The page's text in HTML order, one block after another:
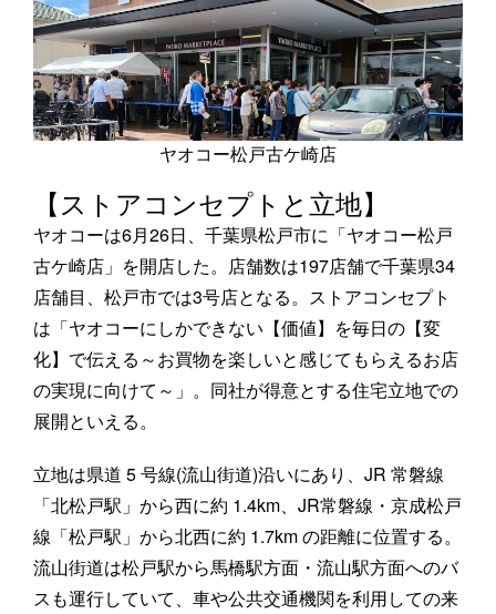
ヤオコー松戸古ケ崎店
【ストアコンセプトと立地】
ヤオコーは6月26日、千葉県松戸市に「ヤオコー松戸
古ケ崎店」を開店した。店舗数は197店舗で千葉県34
店舗目、松戸市では3号店となる。ストアコンセプト
は「ヤオコーにしかできない【価値】を毎日の【変
化】で伝える～お買物を楽しいと感じてもらえるお店
の実現に向けて～」。同社が得意とする住宅立地での
展開といえる。
立地は県道 5 号線(流山街道)沿いにあり、JR 常磐線
「北松戸駅」から西に約 1.4km、JR常磐線・京成松戸
線「松戸駅」から北西に約 1.7km の距離に位置する。
流山街道は松戸駅から馬橋駅方面・流山駅方面へのバ
スも運行していて、車や公共交通機関を利用しての来